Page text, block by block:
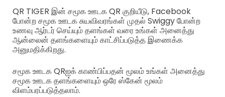
QR TIGER இன் சமூக ஊடக QR குறியீடு, Facebook
போன்ற சமூக ஊடக சுயவிவரங்கள் முதல் Swiggy போன்ற
உணவு ஆர்டர் செய்யும் தளங்கள் வரை உங்கள் அனைத்து
ஆன்லைன் தளங்களையும் காட்சிப்படுத்த இணைக்க
அனுமதிக்கிறது.
சமூக ஊடக QRஐக் காண்பிப்பதன் மூலம் உங்கள் அனைத்து
சமூக ஊடக தளங்களையும் ஒரே ஸ்கேன் மூலம்
விளம்பரப்படுத்தலாம்.